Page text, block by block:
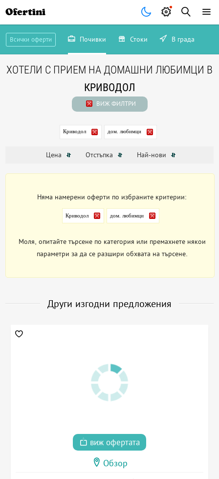
Ofertini
Всички оферти Почивки Стоки В града
ХОТЕЛИ С ПРИЕМ НА ДОМАШНИ ЛЮБИМЦИ В
КРИВОДОЛ
ВИЖ ФИЛТРИ
Криводол дом. любимци
Цена Отстъпка Най-нови
Няма намерени оферти по избраните критерии:
Криводол дом. любимци
Моля, опитайте търсене по категория или премахнете някои
параметри за да се разшири обхвата на търсене.
Други изгодни предложения
виж офертата
Обзор